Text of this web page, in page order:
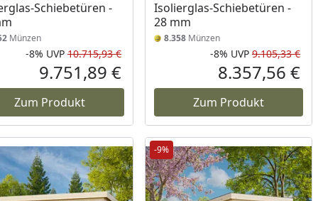
Preis
Schiebetüren -
Münzen
Rabatt in Prozent
-8%
Ursprünglicher Preis
UVP 10.715,93 €
Aktueller Preis
9.751,89 €
Zum Produkt
Isolierglas-Schiebetüren -
28 mm
8.358 Münzen
-8% UVP 9.105,33 €
8.357,56 €
Zum Produkt
-9%